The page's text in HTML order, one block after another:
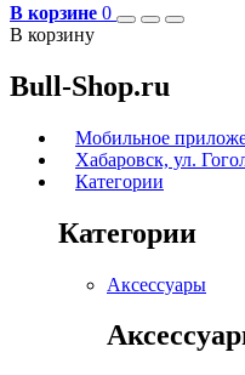
В корзине 0
В корзину
Bull-Shop.ru
Мобильное
Хабаровск, ул.
Категории
Категории
Аксессуары